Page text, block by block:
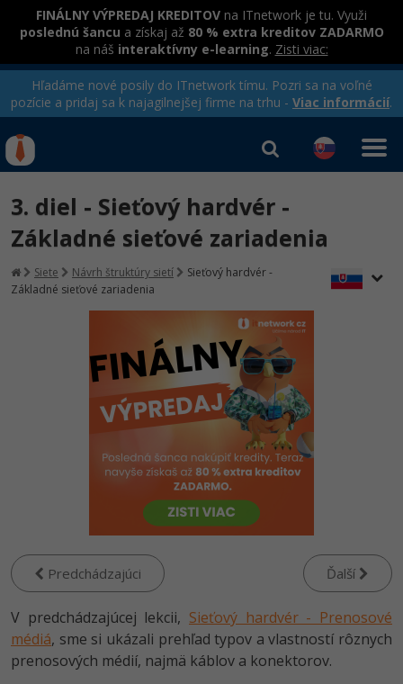
FINÁLNY VÝPREDAJ KREDITOV na ITnetwork je tu. Využi
poslednú šancu a získaj až 80 % extra kreditov ZADARMO
na náš interaktívny e-learning. Zisti viac:
Hľadáme nové posily do ITnetwork tímu. Pozri sa na voľné
pozície a pridaj sa k najagilnejšej firme na trhu - Viac informácií.
Rekvalifikačné kurzy
hradené úradom práce
Kurzy programovania
Ako začať?
C# .NET -80%
Python -80%
JavaScript -80%
C++
Swift -80%
Kotlin -80%
-80%
Kurzy e-commerce
Testovanie softvéru
Marketing -30%
WordPress
SEO -30%
Business
MS Office -80%
Prihlásiť sa Registrovať
3. diel - Sieťový hardvér -
Základné sieťové zariadenia
Siete Návrh štruktúry sietí
Sieťový hardvér -
Základné sieťové zariadenia
Predchádzajúci Ďalší
V predchádzajúcej lekcii, Sieťový hardvér - Prenosové
médiá, sme si ukázali prehľad typov a vlastností rôznych
prenosových médií, najmä káblov a konektorov.